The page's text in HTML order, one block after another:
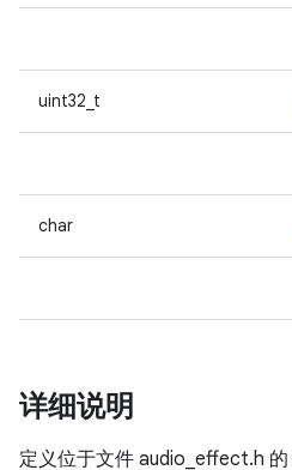
uint32_t
char
详细说明
定义位于文件 audio_effect.h 的